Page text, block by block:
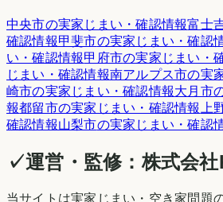
中央市の実家じまい・確認情報富士
確認情報甲斐市の実家じまい・確認
い・確認情報甲府市の実家じまい・
じまい・確認情報南アルプス市の実
崎市の実家じまい・確認情報大月市
報都留市の実家じまい・確認情報 上
確認情報山梨市の実家じまい・確認
✓運営・監修：株式会
当サイトは実家じまい・空き家問題